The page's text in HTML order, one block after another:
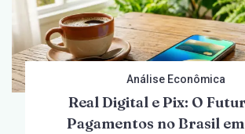
Análise Econômica
Real Digital e Pix: O
Pagamentos no Brasil